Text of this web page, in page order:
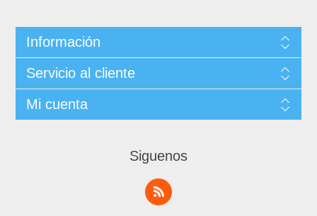
Información
Servicio al cliente
Mi cuenta
Siguenos